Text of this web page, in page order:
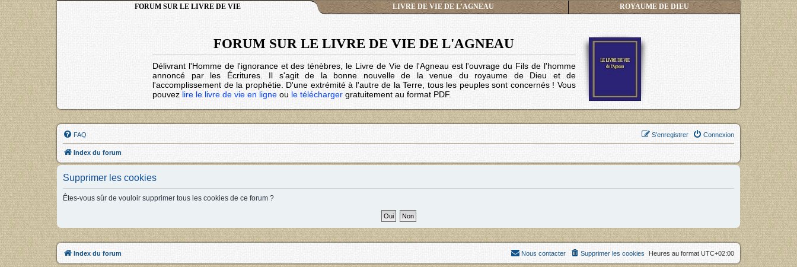
FORUM SUR LE LIVRE DE VIE LIVRE DE VIE DE L’AGNEAU ROYAUME DE DIEU
FORUM SUR LE LIVRE DE VIE DE L'AGNEAU
Délivrant l'Homme de l'ignorance et des ténèbres, le Livre de Vie de l'Agneau est l'ouvrage du Fils de l'homme
annoncé par les Écritures. Il s'agit de la bonne nouvelle de la venue du royaume de Dieu et de
l'accomplissement de la prophétie. D'une extrémité à l'autre de la Terre, tous les peuples sont concernés ! Vous
pouvez lire le livre de vie en ligne ou le télécharger gratuitement au format PDF.
FAQ Connexion
S’enregistrer
Index du forum
Supprimer les cookies
Êtes-vous sûr de vouloir supprimer tous les cookies de ce forum ?
Index du forum Heures au format UTC+02:00
Supprimer les cookies
Nous contacter